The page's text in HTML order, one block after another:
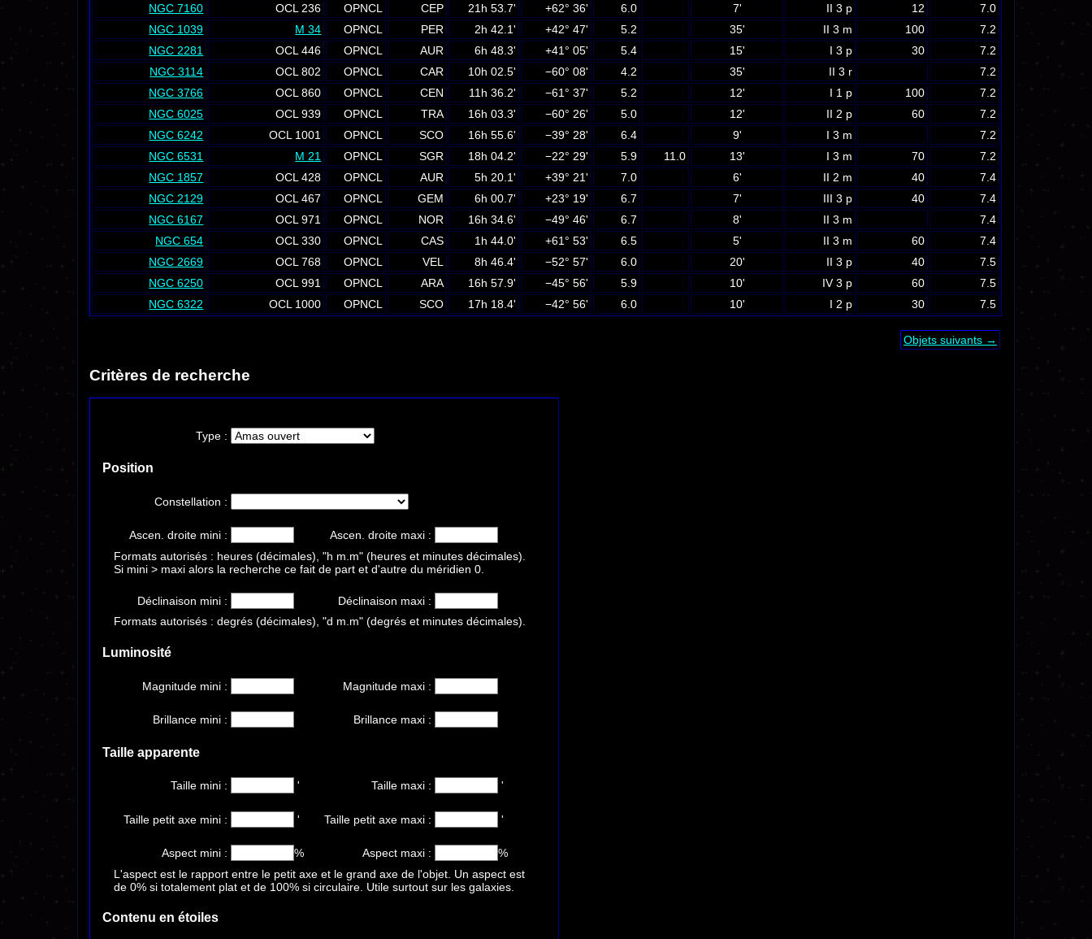
NGC 7160
OCL 236 OPNCL CEP 21h 53.7' +62° 36' 6.0 7' II 3 p 12
7.0
NGC 1039
M 34 OPNCL PER 2h 42.1' +42° 47' 5.2 35' II 3 m 100
7.2
NGC 2281
OCL 446 OPNCL AUR 6h 48.3' +41° 05' 5.4 15' I 3 p 30
7.2
NGC 3114
OCL 802 OPNCL CAR 10h 02.5' −60° 08' 4.2 35' II 3 r
7.2
NGC 3766
OCL 860 OPNCL CEN 11h 36.2' −61° 37' 5.2 12' I 1 p 100
7.2
NGC 6025
OCL 939 OPNCL TRA 16h 03.3' −60° 26' 5.0 12' II 2 p 60
7.2
NGC 6242
OCL 1001 OPNCL SCO 16h 55.6' −39° 28' 6.4 9' I 3 m
7.2
NGC 6531
M 21 OPNCL SGR 18h 04.2' −22° 29' 5.9 11.0 13' I 3 m 70
7.2
NGC 1857
OCL 428 OPNCL AUR 5h 20.1' +39° 21' 7.0 6' II 2 m 40
7.4
NGC 2129
OCL 467 OPNCL GEM 6h 00.7' +23° 19' 6.7 7' III 3 p 40
7.4
NGC 6167
OCL 971 OPNCL NOR 16h 34.6' −49° 46' 6.7 8' II 3 m
7.4
NGC 654
OCL 330 OPNCL CAS 1h 44.0' +61° 53' 6.5 5' II 3 m 60
7.4
NGC 2669
OCL 768 OPNCL VEL 8h 46.4' −52° 57' 6.0 20' II 3 p 40
7.5
NGC 6250
OCL 991 OPNCL ARA 16h 57.9' −45° 56' 5.9 10' IV 3 p 60
7.5
NGC 6322
OCL 1000 OPNCL SCO 17h 18.4' −42° 56' 6.0 10' I 2 p 30 7.5
Objets suivants →
Critères de recherche
Type :
Position
Constellation :
Ascen. droite mini :
Ascen. droite maxi :
Formats autorisés : heures (décimales), "h m.m" (heures et minutes décimales).
Si mini > maxi alors la recherche ce fait de part et d'autre du méridien 0.
Déclinaison mini :
Déclinaison maxi :
Formats autorisés : degrés (décimales), "d m.m" (degrés et minutes décimales).
Luminosité
Magnitude mini : Magnitude maxi :
Brillance mini : Brillance maxi :
Taille apparente
Taille mini : ' Taille maxi : '
Taille petit axe mini : ' Taille petit axe maxi : '
Aspect mini : % Aspect maxi :
%
L'aspect est le rapport entre le petit axe et le grand axe de l'objet. Un aspect est
de 0% si totalement plat et de 100% si circulaire. Utile surtout sur les galaxies.
Contenu en étoiles